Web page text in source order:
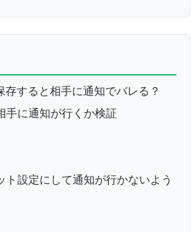
存すると相手に通知でバレる？
手に通知が行くか検証
ト設定にして通知が行かないよう